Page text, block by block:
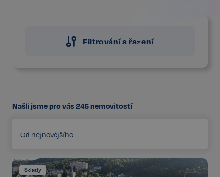
Filtrování a řazení
Našli jsme pro vás 245nemovitostí
Od nejnovějšího
Sklady